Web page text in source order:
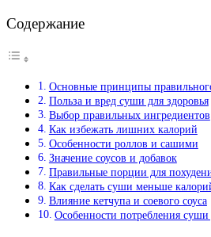
Содержание
Основные принципы
Польза и вред суши для здоровья
Выбор правильных ингредиентов
Как избежать лишних калорий
Особенности роллов и сашими
Значение соусов и добавок
Правильные порции для
Как сделать суши меньше
Влияние кетчупа и соевого соуса
Особенности потребления суши